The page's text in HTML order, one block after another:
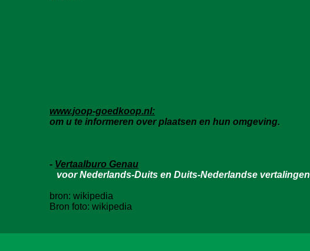
www.joop-goedkoop.nl:
om u te informeren over plaatsen en hun omgeving.
- Vertaalburo Genau
voor Nederlands-Duits en Duits-Nederlandse vertalingen
bron: wikipedia
Bron foto: wikipedia